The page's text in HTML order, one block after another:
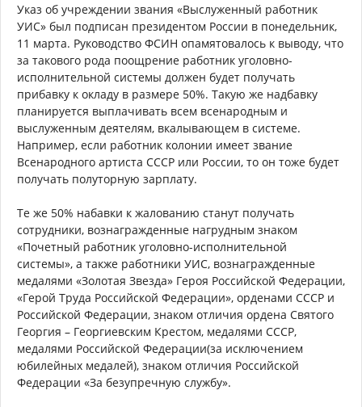
Указ об учреждении звания «Выслуженный работник
УИС» был подписан президентом России в понедельник,
11 марта. Руководство ФСИН опамятовалось к выводу, что
за такового рода поощрение работник уголовно-
исполнительной системы должен будет получать
прибавку к окладу в размере 50%. Такую же надбавку
планируется выплачивать всем всенародным и
выслуженным деятелям, вкалывающем в системе.
Например, если работник колонии имеет звание
Всенародного артиста СССР или России, то он тоже будет
получать полуторную зарплату.
Те же 50% набавки к жалованию станут получать
сотрудники, вознагражденные нагрудным знаком
«Почетный работник уголовно-исполнительной
системы», а также работники УИС, вознагражденные
медалями «Золотая Звезда» Героя Российской Федерации,
«Герой Труда Российской Федерации», орденами СССР и
Российской Федерации, знаком отличия ордена Святого
Георгия – Георгиевским Крестом, медалями СССР,
медалями Российской Федерации(за исключением
юбилейных медалей), знаком отличия Российской
Федерации «За безупречную службу».